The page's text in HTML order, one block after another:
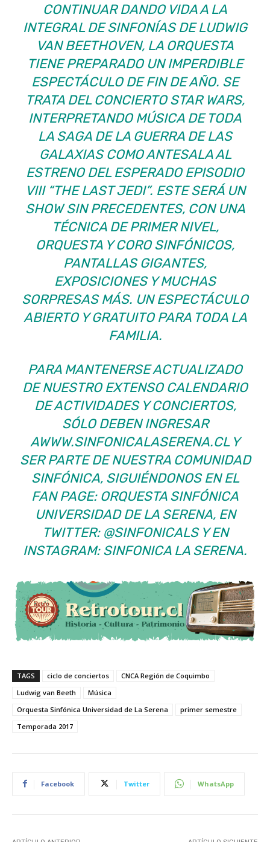
CONTINUAR DANDO VIDA A LA
INTEGRAL DE SINFONÍAS DE LUDWIG
VAN BEETHOVEN, LA ORQUESTA
TIENE PREPARADO UN IMPERDIBLE
ESPECTÁCULO DE FIN DE AÑO. SE
TRATA DEL CONCIERTO STAR WARS,
INTERPRETANDO MÚSICA DE TODA
LA SAGA DE LA GUERRA DE LAS
GALAXIAS COMO ANTESALA AL
ESTRENO DEL ESPERADO EPISODIO
VIII “THE LAST JEDI”. ESTE SERÁ UN
SHOW SIN PRECEDENTES, CON UNA
TÉCNICA DE PRIMER NIVEL,
ORQUESTA Y CORO SINFÓNICOS,
PANTALLAS GIGANTES,
EXPOSICIONES Y MUCHAS
SORPRESAS MÁS. UN ESPECTÁCULO
ABIERTO Y GRATUITO PARA TODA LA
FAMILIA.
PARA MANTENERSE ACTUALIZADO
DE NUESTRO EXTENSO CALENDARIO
DE ACTIVIDADES Y CONCIERTOS,
SÓLO DEBEN INGRESAR
AWWW.SINFONICALASERENA.CL Y
SER PARTE DE NUESTRA COMUNIDAD
SINFÓNICA, SIGUIÉNDONOS EN EL
FAN PAGE: ORQUESTA SINFÓNICA
UNIVERSIDAD DE LA SERENA, EN
TWITTER: @SINFONICALS Y EN
INSTAGRAM: SINFONICA LA SERENA.
TAGS ciclo de conciertos
CNCA Región de Coquimbo
Ludwig van Beeth
Música
Orquesta Sinfónica Universidad de La Serena
primer semestre
Temporada 2017
Facebook Twitter WhatsApp